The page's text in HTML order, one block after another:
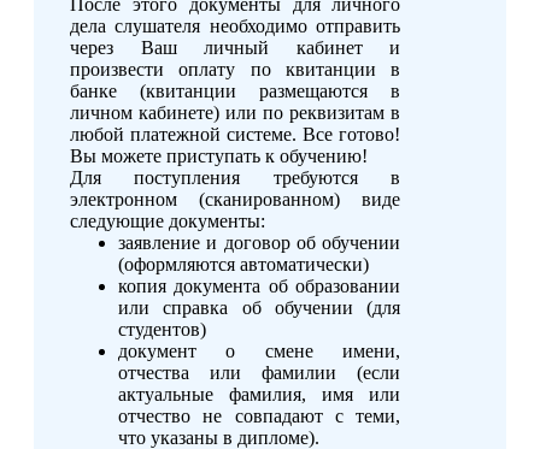
дела слушателя необходимо отправить
через Ваш личный кабинет и
произвести оплату по квитанции в
банке (квитанции размещаются в
личном кабинете) или по реквизитам в
любой платежной системе. Все готово!
Вы можете приступать к обучению!
Для поступления требуются в
электронном (сканированном) виде
следующие документы:
заявление и договор об обучении
(оформляются автоматически)
копия документа об образовании
или справка об обучении (для
студентов)
документ о смене имени,
отчества или фамилии (если
актуальные фамилия, имя или
отчество не совпадают с теми,
что указаны в дипломе).